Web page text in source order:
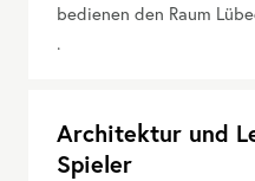
bedienen den Raum
.
Architektur und
Spieler